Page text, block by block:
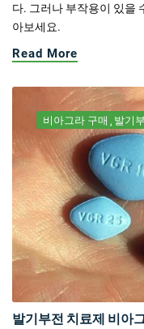
다. 그러나 부작용이 있을
아보세요.
Read More
비아그라 구매 발기
발기부전 치료제 비아